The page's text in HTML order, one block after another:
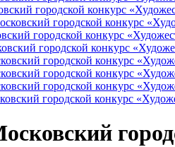
городской конкурс
городской конкурс
городской конкурс
городской конкурс
городской конкурс
городской конкурс
городской конкурс
городской конкурс